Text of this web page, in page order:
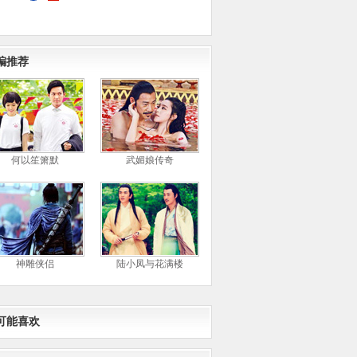
推荐
何以笙箫默 武媚娘传奇
神雕侠侣 陆小凤与花满楼
能喜欢